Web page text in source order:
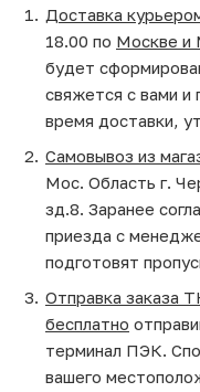
Доставка
18.00 по Москве и
будет
свяжется с вами
время доставки,
Самовывоз из
Мос. Область г.
зд.8. Заранее
приезда с
подготовят
Отправка заказа
бесплатно
терминал ПЭК.
вашего